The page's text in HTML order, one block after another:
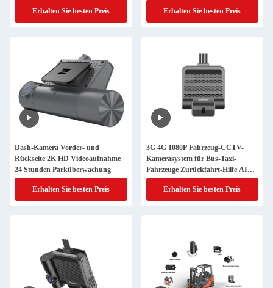
APP
Erhalten Sie besten Preis
Funktion
Erhalten Sie besten Preis
Dash-Kamera Vorder- und
Rückseite 2K HD Videoaufnahme
24 Stunden Parküberwachung
Erhalten Sie besten Preis
3G 4G 1080P Fahrzeug-CCTV-
Kamerasystem für Bus-Taxi-
Fahrzeuge Zurückfahrt-Hilfe AI
ADAS DSM Dashcam
Erhalten Sie besten Preis